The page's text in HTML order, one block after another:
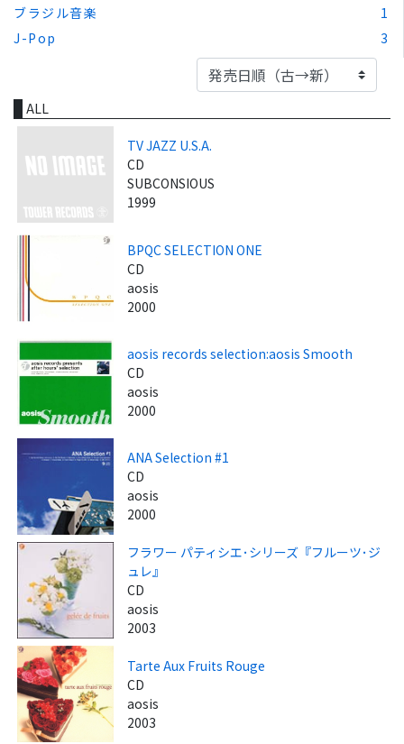
ブラジル音楽
1
J-Pop
3
ALL
TV JAZZ U.S.A.
CD
SUBCONSIOUS
1999
BPQC SELECTION ONE
CD
aosis
2000
aosis records selection:aosis Smooth
CD
aosis
2000
ANA Selection #1
CD
aosis
2000
フラワー パティシエ･シリーズ『フルーツ･ジ
ュレ』
CD
aosis
2003
Tarte Aux Fruits Rouge
CD
aosis
2003